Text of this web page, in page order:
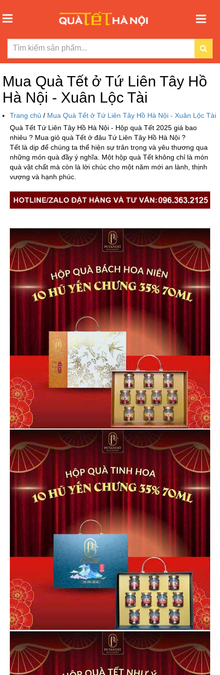
Mua Quà Tết ở Tứ Liên Tây Hồ
Hà Nội - Xuân Lộc Tài
Trang chủ / Mua Quà Tết ở Tứ Liên Tây Hồ Hà Nội - Xuân Lộc Tài
Quà Tết Tứ Liên Tây Hồ Hà Nội - Hộp quà Tết 2025 giá bao
nhiêu ? Mua giỏ quà Tết ở đâu Tứ Liên Tây Hồ Hà Nội ?
Tết là dịp để chúng ta thể hiện sự trân trọng và yêu thương qua
những món quà đầy ý nghĩa. Một hộp quà Tết không chỉ là món
quà vật chất mà còn là lời chúc cho một năm mới an lành, thịnh
vượng và hạnh phúc.